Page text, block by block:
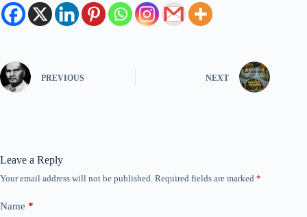
PREVIOUS NEXT
Leave a Reply
Your email address will not be published. Required fields are marked *
Name *